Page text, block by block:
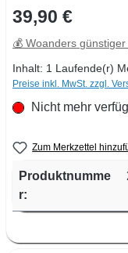
Regulärer Preis:
39,90 €
💰 Woanders
Inhalt: 1 Laufende(r)
Preise inkl. MwSt. zzgl.
Nicht mehr
Zum Merkzettel
Produktnumme
r: